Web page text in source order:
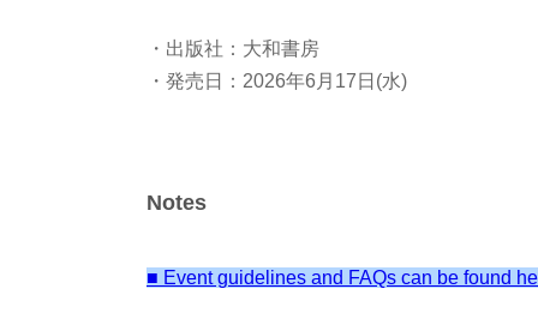
・出版社：大和書房
・発売日：2026年6月17日(水)
Notes
■ Event guidelines and FAQs can be found